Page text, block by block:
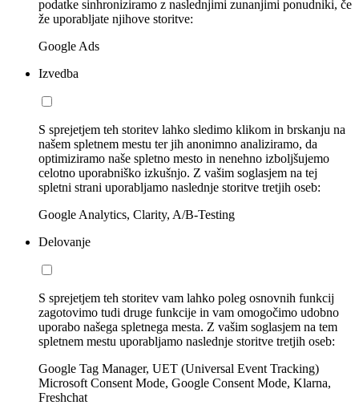
podatke sinhroniziramo z naslednjimi zunanjimi ponudniki, če
že uporabljate njihove storitve:
Google Ads
Izvedba
S sprejetjem teh storitev lahko sledimo klikom in brskanju na
našem spletnem mestu ter jih anonimno analiziramo, da
optimiziramo naše spletno mesto in nenehno izboljšujemo
celotno uporabniško izkušnjo. Z vašim soglasjem na tej
spletni strani uporabljamo naslednje storitve tretjih oseb:
Google Analytics, Clarity, A/B-Testing
Delovanje
S sprejetjem teh storitev vam lahko poleg osnovnih funkcij
zagotovimo tudi druge funkcije in vam omogočimo udobno
uporabo našega spletnega mesta. Z vašim soglasjem na tem
spletnem mestu uporabljamo naslednje storitve tretjih oseb:
Google Tag Manager, UET (Universal Event Tracking)
Microsoft Consent Mode, Google Consent Mode, Klarna,
Freshchat